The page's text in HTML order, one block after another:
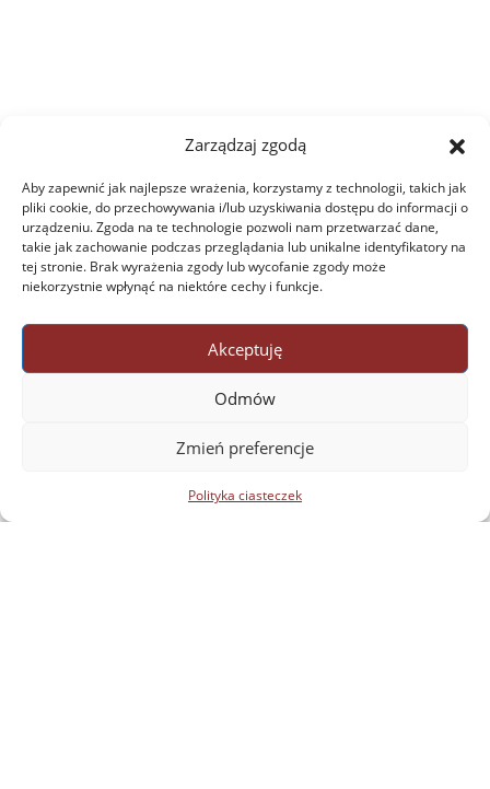
Zarządzaj zgodą
Aby zapewnić jak najlepsze wrażenia, korzystamy z technologii, takich jak
pliki cookie, do przechowywania i/lub uzyskiwania dostępu do informacji o
urządzeniu. Zgoda na te technologie pozwoli nam przetwarzać dane,
takie jak zachowanie podczas przeglądania lub unikalne identyfikatory na
tej stronie. Brak wyrażenia zgody lub wycofanie zgody może
niekorzystnie wpłynąć na niektóre cechy i funkcje.
Akceptuję
Odmów
Zmień preferencje
Polityka ciasteczek